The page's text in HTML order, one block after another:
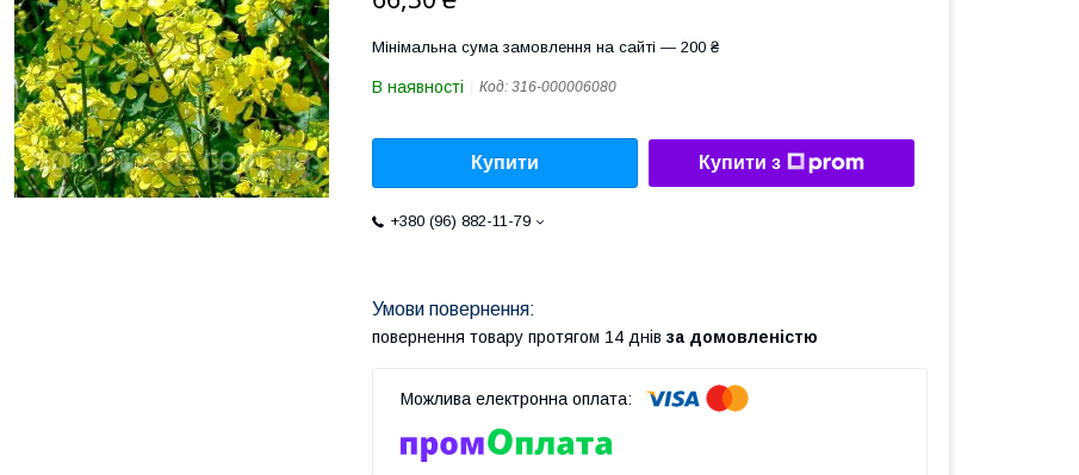
Мінімальна сума замовлення на сайті — 200 ₴
В наявності Код: 316-000006080
Купити Купити з
+380 (96) 882-11-79
повернення товару протягом 14 днів за домовленістю